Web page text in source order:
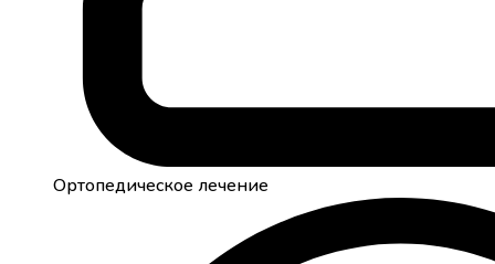
Ортопедическое лечение